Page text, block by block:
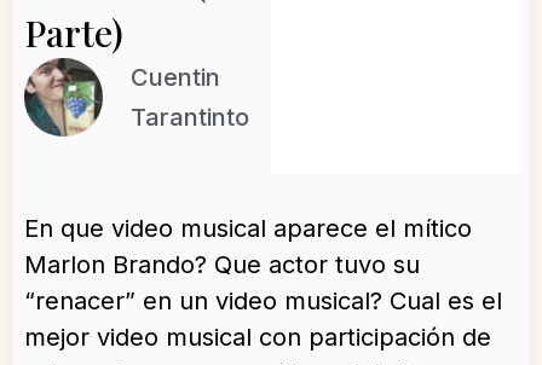
Parte)
Cuentin
Tarantinto
En que video musical aparece el mítico
Marlon Brando? Que actor tuvo su
“renacer” en un video musical? Cual es el
mejor video musical con participación de